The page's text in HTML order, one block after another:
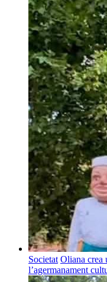
Societat Oliana crea
l’agermanament